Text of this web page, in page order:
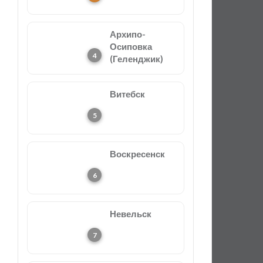
Архипо-
Осиповка
(Геленджик)
Витебск
Воскресенск
Невельск